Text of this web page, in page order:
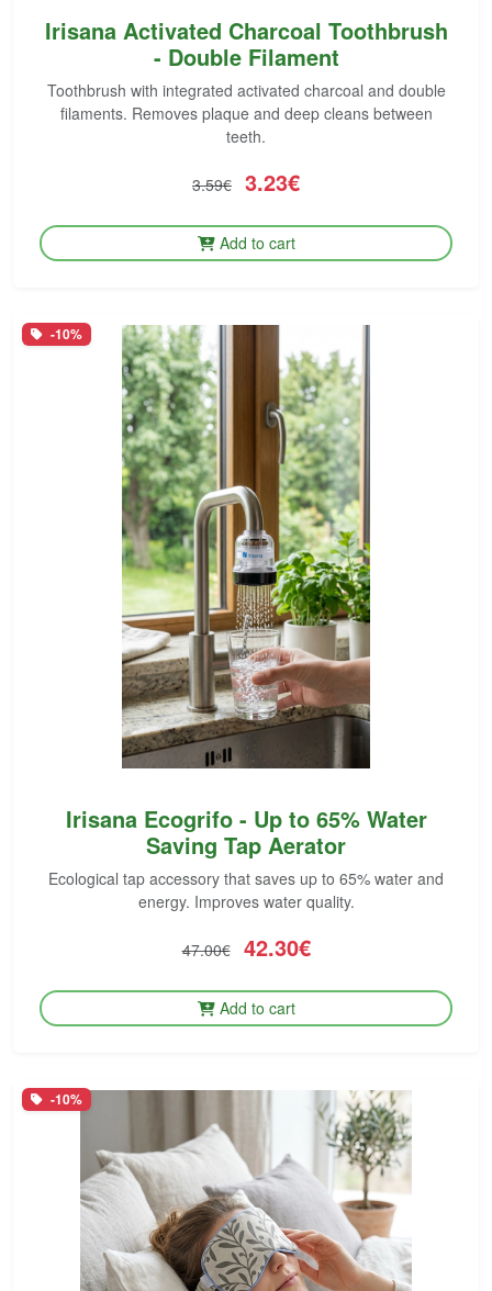
Irisana Activated Charcoal Toothbrush
- Double Filament
Toothbrush with integrated activated charcoal and double
filaments. Removes plaque and deep cleans between
teeth.
3.59€ 3.23€
Add to cart
-10%
Irisana Ecogrifo - Up to 65% Water
Saving Tap Aerator
Ecological tap accessory that saves up to 65% water and
energy. Improves water quality.
47.00€ 42.30€
Add to cart
-10%